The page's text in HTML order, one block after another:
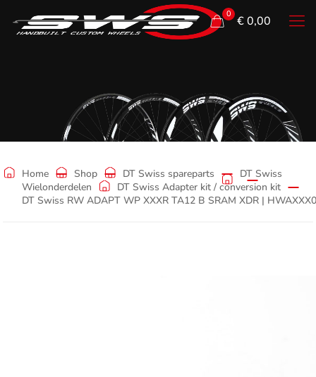
0 € 0,00
Shop
Home Shop DT Swiss spareparts
DT Swiss
Wielonderdelen
DT Swiss Adapter kit / conversion kit
DT Swiss RW ADAPT WP XXXR TA12 B SRAM XDR |